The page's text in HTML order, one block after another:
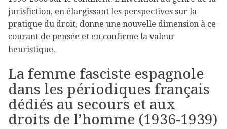
jurisfiction, en élargissant les perspectives sur la
pratique du droit, donne une nouvelle dimension à ce
courant de pensée et en confirme la valeur
heuristique.
La femme fasciste espagnole
dans les périodiques français
dédiés au secours et aux
droits de l’homme (1936-1939)